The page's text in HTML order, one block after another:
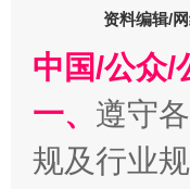
资料编辑/
中国/公众/
一、 遵守
规及行业